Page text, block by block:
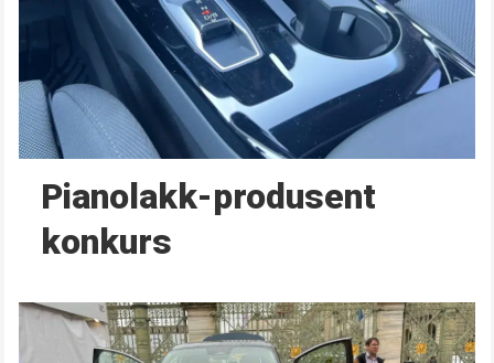
Pianolakk-produsent
konkurs